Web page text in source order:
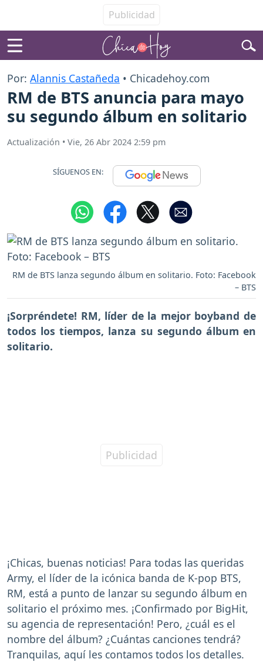
Por: Alannis Castañeda • Chicadehoy.com
RM de BTS anuncia para mayo
su segundo álbum en solitario
Actualización • Vie, 26 Abr 2024 2:59 pm
SÍGUENOS EN:
RM de BTS lanza segundo álbum en solitario. Foto: Facebook
– BTS
¡Sorpréndete! RM, líder de la mejor boyband de
todos los tiempos, lanza su segundo álbum en
solitario.
¡Chicas, buenas noticias! Para todas las queridas
Army, el líder de la icónica banda de K-pop BTS,
RM, está a punto de lanzar su segundo álbum en
solitario el próximo mes. ¡Confirmado por BigHit,
su agencia de representación! Pero, ¿cuál es el
nombre del álbum? ¿Cuántas canciones tendrá?
Tranquilas, aquí les contamos todos los detalles.